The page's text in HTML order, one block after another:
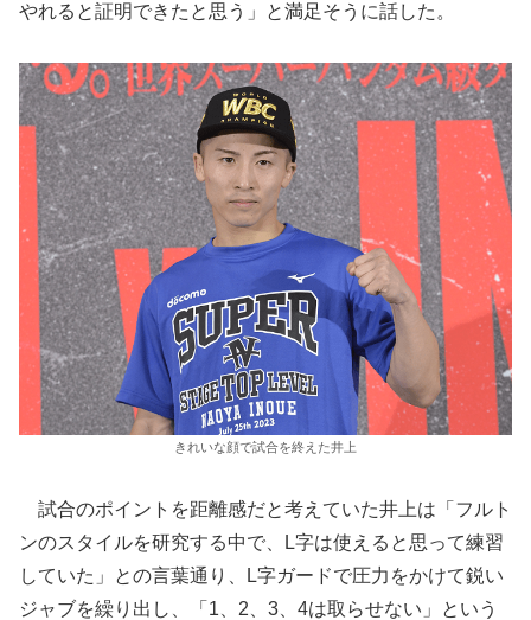
やれると証明できたと思う」と満足そうに話した。
きれいな顔で試合を終えた井上
試合のポイントを距離感だと考えていた井上は「フルト
ンのスタイルを研究する中で、L字は使えると思って練習
していた」との言葉通り、L字ガードで圧力をかけて鋭い
ジャブを繰り出し、「1、2、3、4は取らせない」という